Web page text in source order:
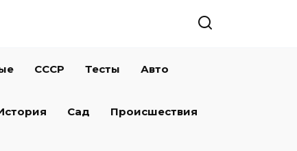
СССР Тесты Авто
Сад Происшествия